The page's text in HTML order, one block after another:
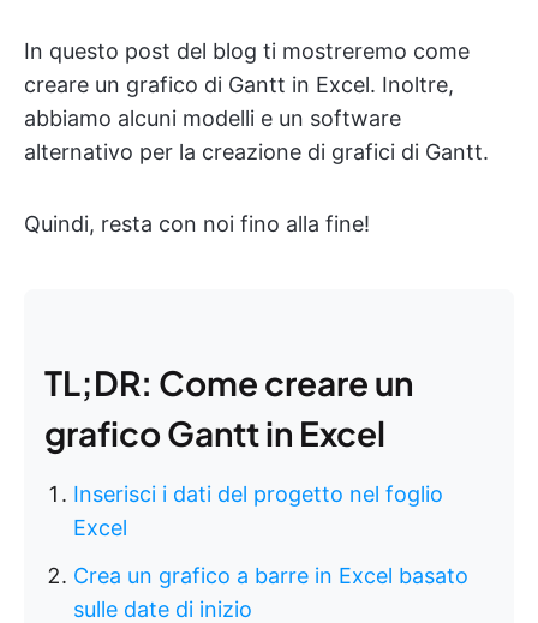
In questo post del blog ti mostreremo come
creare un grafico di Gantt in Excel. Inoltre,
abbiamo alcuni modelli e un software
alternativo per la creazione di grafici di Gantt.
Quindi, resta con noi fino alla fine!
TL;DR: Come creare un
grafico Gantt in Excel
Inserisci i dati del progetto nel foglio
Excel
Crea un grafico a barre in Excel basato
sulle date di inizio